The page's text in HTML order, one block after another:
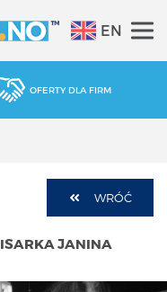
EN
OFERTY DLA FIRM
WRÓĆ
JANINA